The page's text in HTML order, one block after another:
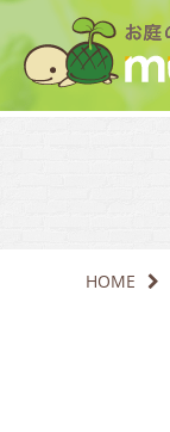
HOME